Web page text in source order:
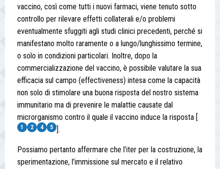
vaccino, così come tutti i nuovi farmaci, viene tenuto sotto
controllo per rilevare effetti collaterali e/o problemi
eventualmente sfuggiti agli studi clinici precedenti, perché si
manifestano molto raramente o a lungo/lunghissimo termine,
o solo in condizioni particolari. Inoltre, dopo la
commercializzazione del vaccino, è possibile valutare la sua
efficacia sul campo (effectiveness) intesa come la capacità
non solo di stimolare una buona risposta del nostro sistema
immunitario ma di prevenire le malattie causate dal
microrganismo contro il quale il vaccino induce la risposta [
1 2 4 5 ].
Possiamo pertanto affermare che l’iter per la costruzione, la
sperimentazione, l’immissione sul mercato e il relativo